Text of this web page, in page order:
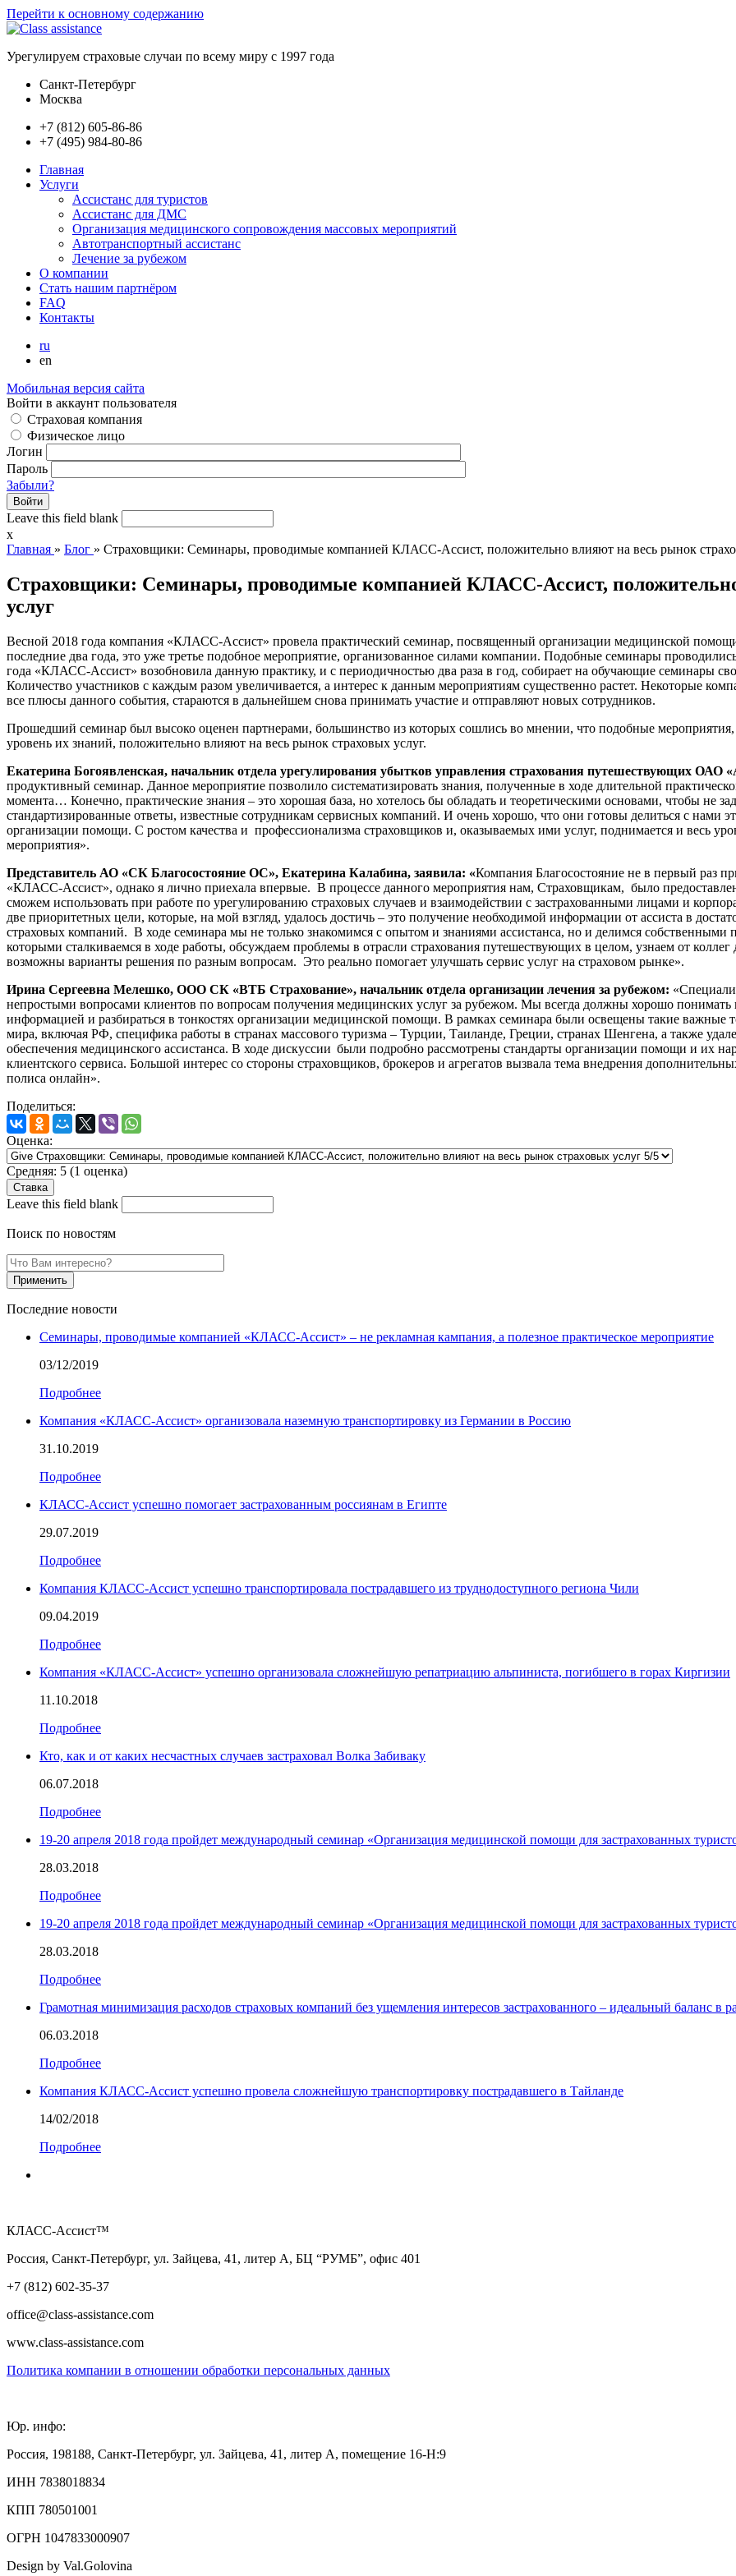
Перейти к основному содержанию
Урегулируем страховые случаи по всему миру с 1997 года
Санкт-Петербург
Москва
+7 (812) 605-86-86
+7 (495) 984-80-86
Главная
Услуги
Ассистанс для туристов
Ассистанс для ДМС
Организация медицинского сопровождения массовых мероприятий
Автотранспортный ассистанс
Лечение за рубежом
О компании
Стать нашим партнёром
FAQ
Контакты
ru
en
Мобильная версия сайта
Войти в аккаунт пользователя
Страховая компания
Физическое лицо
Логин
Пароль
Забыли?
Leave this field blank
x
Главная » Блог » Страховщики: Семинары, проводимые компанией КЛАСС-Ассист, положительно влияют на весь рынок
Страховщики: Семинары, проводимые компанией КЛАСС-Ассист,
услуг
Весной 2018 года компания «КЛАСС-Ассист» провела практический семинар, посвященный организации медицинской
последние два года, это уже третье подобное мероприятие, организованное силами компании. Подобные семинары
года «КЛАСС-Ассист» возобновила данную практику, и с периодичностью два раза в год, собирает на обучающие семинары
Количество участников с каждым разом увеличивается, а интерес к данным мероприятиям существенно растет. Некоторые
все плюсы данного события, стараются в дальнейшем снова принимать участие и отправляют новых сотрудников.
Прошедший семинар был высоко оценен партнерами, большинство из которых сошлись во мнении, что подобные мероприятия,
уровень их знаний, положительно влияют на весь рынок страховых услуг.
Екатерина Богоявленская, начальник отдела урегулирования убытков управления страхования путешествующих ОАО
продуктивный семинар. Данное мероприятие позволило систематизировать знания, полученные в ходе длительной
момента… Конечно, практические знания – это хорошая база, но хотелось бы обладать и теоретическими основами, чтобы не
стандартизированные ответы, известные сотрудникам сервисных компаний. И очень хорошо, что они готовы делиться с нами
организации помощи. С ростом качества и профессионализма страховщиков и, оказываемых ими услуг, поднимается и весь
мероприятия».
Представитель АО «СК Благосостояние ОС», Екатерина Калабина, заявила: «Компания Благосостояние не в первый раз
«КЛАСС-Ассист», однако я лично приехала впервые. В процессе данного мероприятия нам, Страховщикам, было
сможем использовать при работе по урегулированию страховых случаев и взаимодействии с застрахованными лицами и
две приоритетных цели, которые, на мой взгляд, удалось достичь – это получение необходимой информации от ассиста в
страховых компаний. В ходе семинара мы не только знакомимся с опытом и знаниями ассистанса, но и делимся собственными
которыми сталкиваемся в ходе работы, обсуждаем проблемы в отрасли страхования путешествующих в целом, узнаем от
возможны варианты решения по разным вопросам. Это реально помогает улучшать сервис услуг на страховом рынке».
Ирина Сергеевна Мелешко, ООО СК «ВТБ Страхование», начальник отдела организации лечения за рубежом:
непростыми вопросами клиентов по вопросам получения медицинских услуг за рубежом. Мы всегда должны хорошо понимать
информацией и разбираться в тонкостях организации медицинской помощи. В рамках семинара были освещены такие важные
мира, включая РФ, специфика работы в странах массового туризма – Турции, Таиланде, Греции, странах Шенгена, а также
обеспечения медицинского ассистанса. В ходе дискуссии были подробно рассмотрены стандарты организации помощи и их
клиентского сервиса. Большой интерес со стороны страховщиков, брокеров и агрегатов вызвала тема внедрения
полиса онлайн».
Поделиться:
Оценка:
Средняя: 5 (1 оценка)
Leave this field blank
Поиск по новостям
Последние новости
Семинары, проводимые компанией «КЛАСС-Ассист» – не рекламная кампания, а полезное практическое мероприятие
03/12/2019
Подробнее
Компания «КЛАСС-Ассист» организовала наземную транспортировку из Германии в Россию
31.10.2019
Подробнее
КЛАСС-Ассист успешно помогает застрахованным россиянам в Египте
29.07.2019
Подробнее
Компания КЛАСС-Ассист успешно транспортировала пострадавшего из труднодоступного региона Чили
09.04.2019
Подробнее
Компания «КЛАСС-Ассист» успешно организовала сложнейшую репатриацию альпиниста, погибшего в горах Киргизии
11.10.2018
Подробнее
Кто, как и от каких несчастных случаев застраховал Волка Забиваку
06.07.2018
Подробнее
19-20 апреля 2018 года пройдет международный семинар «Организация медицинской помощи для застрахованных
28.03.2018
Подробнее
19-20 апреля 2018 года пройдет международный семинар «Организация медицинской помощи для застрахованных
28.03.2018
Подробнее
Грамотная минимизация расходов страховых компаний без ущемления интересов застрахованного – идеальный баланс в
06.03.2018
Подробнее
Компания КЛАСС-Ассист успешно провела сложнейшую транспортировку пострадавшего в Тайланде
14/02/2018
Подробнее
КЛАСС-Ассист™
Россия, Санкт-Петербург, ул. Зайцева, 41, литер А, БЦ “РУМБ”, офис 401
+7 (812) 602-35-37
office@class-assistance.com
www.class-assistance.com
Политика компании в отношении обработки персональных данных
Юр. инфо:
Россия, 198188, Санкт-Петербург, ул. Зайцева, 41, литер А, помещение 16-Н:9
ИНН 7838018834
КПП 780501001
ОГРН 1047833000907
Design by Val.Golovina